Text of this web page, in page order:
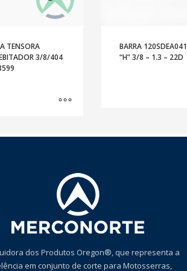
TENSORA
3/8/404
BARRA 120SDEA041
“H” 3/8 – 1.3 – 22D
dos Produtos Oregon®, que representa a
em conjunto de corte para Motosserras,